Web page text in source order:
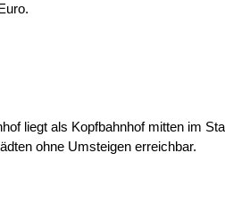
liegt als Kopfbahnhof mitten im
ohne Umsteigen erreichbar.